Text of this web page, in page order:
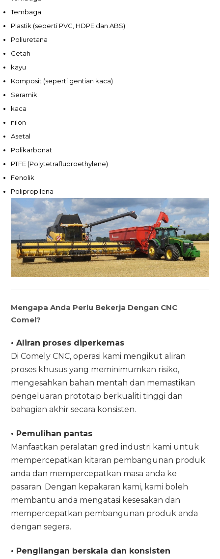
Tembaga
Plastik (seperti PVC, HDPE dan ABS)
Poliuretana
Getah
kayu
Komposit (seperti gentian kaca)
Seramik
kaca
nilon
Asetal
Polikarbonat
PTFE (Polytetrafluoroethylene)
Fenolik
Polipropilena
Mengapa Anda Perlu Bekerja Dengan CNC
Comel?
• Aliran proses diperkemas
Di Comely CNC, operasi kami mengikut aliran
proses khusus yang meminimumkan risiko,
mengesahkan bahan mentah dan memastikan
pengeluaran prototaip berkualiti tinggi dan
bahagian akhir secara konsisten.
• Pemulihan pantas
Manfaatkan peralatan gred industri kami untuk
mempercepatkan kitaran pembangunan produk
anda dan mempercepatkan masa anda ke
pasaran. Dengan kepakaran kami, kami boleh
membantu anda mengatasi kesesakan dan
mempercepatkan pembangunan produk anda
dengan segera.
• Pengilangan berskala dan konsisten